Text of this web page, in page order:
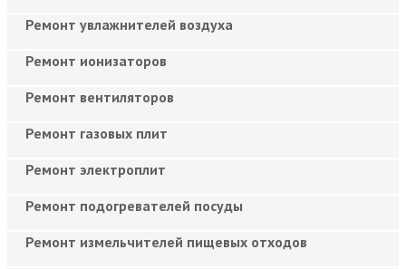
Ремонт увлажнителей воздуха
Ремонт ионизаторов
Ремонт вентиляторов
Ремонт газовых плит
Ремонт электроплит
Ремонт подогревателей посуды
Ремонт измельчителей пищевых отходов